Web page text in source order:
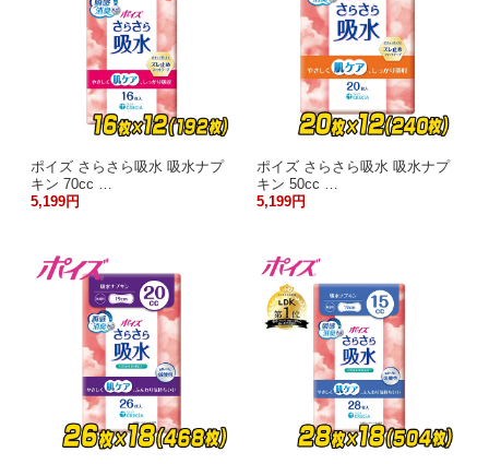
ポイズ さらさら吸水 吸水ナプ
キン 70cc …
5,199円
ポイズ さらさら吸水 吸水ナプ
キン 50cc …
5,199円